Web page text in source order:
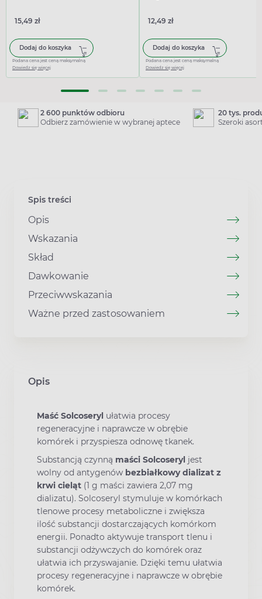
15,49 zł
Dodaj do koszyka
Podana cena jest ceną maksymalną
Dowiedz się więcej
12,49 zł
Dodaj do koszyka
Podana cena jest ceną maksymalną
Dowiedz się więcej
2 600 punktów odbioru
Odbierz zamówienie w wybranej aptece
20 tys.
Szeroki
Spis treści
Opis
Wskazania
Skład
Dawkowanie
Przeciwwskazania
Ważne przed zastosowaniem
Opis
Maść Solcoseryl ułatwia procesy
regeneracyjne i naprawcze w obrębie
komórek i przyspiesza odnowę tkanek.
Substancją czynną maści Solcoseryl jest
wolny od antygenów bezbiałkowy dializat z
krwi cieląt (1 g maści zawiera 2,07 mg
dializatu). Solcoseryl stymuluje w komórkach
tlenowe procesy metaboliczne i zwiększa
ilość substancji dostarczających komórkom
energii. Ponadto aktywuje transport tlenu i
substancji odżywczych do komórek oraz
ułatwia ich przyswajanie. Dzięki temu ułatwia
procesy regeneracyjne i naprawcze w obrębie
komórek.